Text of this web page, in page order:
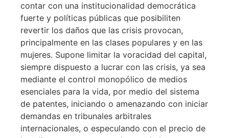
contar con una institucionalidad democrática
fuerte y políticas públicas que posibiliten
revertir los daños que las crisis provocan,
principalmente en las clases populares y en las
mujeres. Supone limitar la voracidad del capital,
siempre dispuesto a lucrar con las crisis, ya sea
mediante el control monopólico de medios
esenciales para la vida, por medio del sistema
de patentes, iniciando o amenazando con iniciar
demandas en tribunales arbitrales
internacionales, o especulando con el precio de